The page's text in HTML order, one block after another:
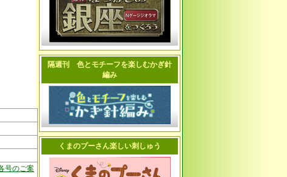
号のご案
隔週刊 色とモチーフを楽しむかぎ針
編み
くまのプーさん楽しい刺しゅう